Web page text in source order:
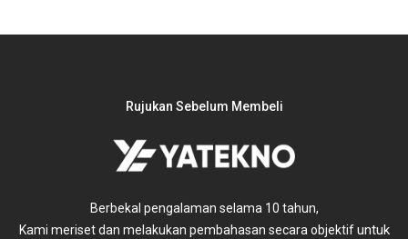
Rujukan Sebelum Membeli
Berbekal pengalaman selama 10 tahun,
Kami meriset dan melakukan pembahasan secara objektifuntuk